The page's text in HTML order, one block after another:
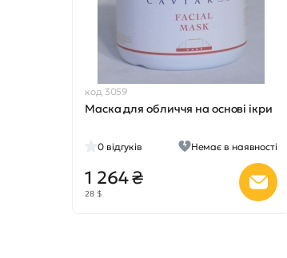
код 3059
Маска для обличчя на основі ікри
0 відгуків Немає в наявності
1 264 ₴
28 $